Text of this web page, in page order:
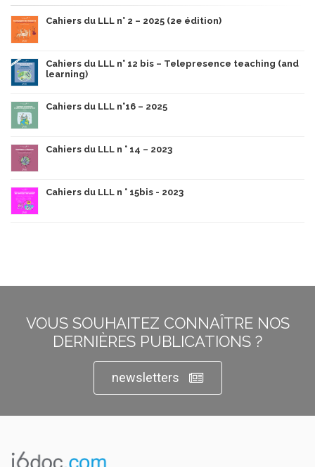
Cahiers du LLL n° 2 – 2025 (2e édition)
Cahiers du LLL n° 12 bis – Telepresence teaching (and
learning)
Cahiers du LLL n°16 – 2025
Cahiers du LLL n ° 14 – 2023
Cahiers du LLL n ° 15bis - 2023
VOUS SOUHAITEZ CONNAÎTRE NOS
DERNIÈRES PUBLICATIONS ?
newsletters